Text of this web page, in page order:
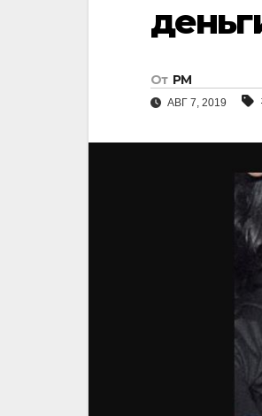
От РМ
АВГ 7, 2019